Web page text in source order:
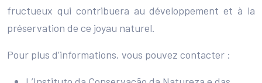
fructueux qui contribuera au développement et à la
préservation de ce joyau naturel.
Pour plus d’informations, vous pouvez contacter :